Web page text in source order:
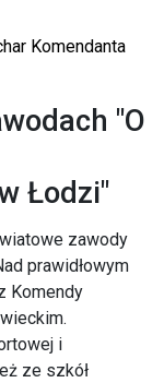
Komendanta
"O
Łodzi"
zawody
prawidłowym
Komendy
i
ze szkół